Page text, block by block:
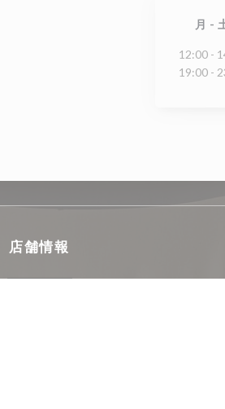
月 -
12:00 -
19:00 -
店舗情報